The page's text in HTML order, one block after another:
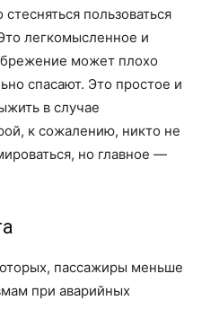
пользоваться
легкомысленное и
может плохо
спасают. Это простое и
в случае
к сожалению, никто не
но главное —
пассажиры меньше
при аварийных